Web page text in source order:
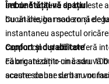
set de 6 scaune de bar este
bucătărie, bar sau zonă de
Îmbunătățiți-vă spațiul
Cu un design modern și
instantaneu aspectul
cappuccino și alb conferă
că organizați o cină sau vă
aceste scaune de bar vor
Confort și durabilitate
Fabricate dintr-un cadru
scaune de bar sunt nu